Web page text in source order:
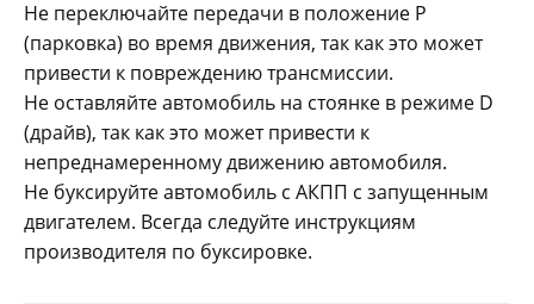
Не переключайте передачи в положение P
(парковка) во время движения, так как это может
привести к повреждению трансмиссии.
Не оставляйте автомобиль на стоянке в режиме D
(драйв), так как это может привести к
непреднамеренному движению автомобиля.
Не буксируйте автомобиль с АКПП с запущенным
двигателем. Всегда следуйте инструкциям
производителя по буксировке.